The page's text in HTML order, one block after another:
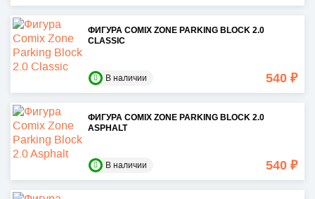
ФИГУРА COMIX ZONE PARKING BLOCK 2.0
CLASSIC
В наличии 540 ₽
ФИГУРА COMIX ZONE PARKING BLOCK 2.0
ASPHALT
В наличии 540 ₽